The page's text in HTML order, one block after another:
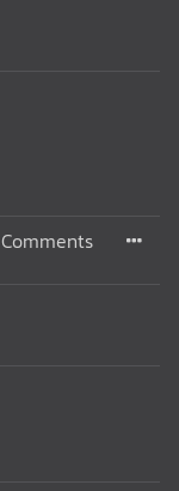
Comments